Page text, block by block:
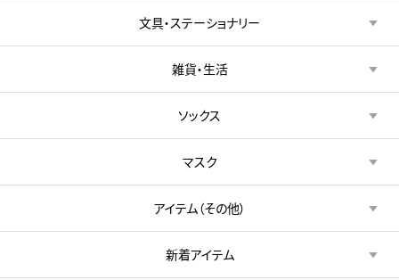
文具・ステーショナリー
雑貨・生活
ソックス
マスク
アイテム（その他）
新着アイテム